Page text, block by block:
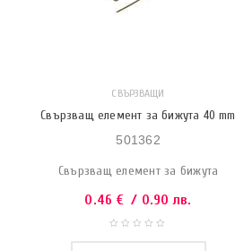
СВЪРЗВАЩИ
Свързващ елемент за бижута 40 mm
501362
Свързващ елемент за бижута
0.46 € / 0.90 лв.